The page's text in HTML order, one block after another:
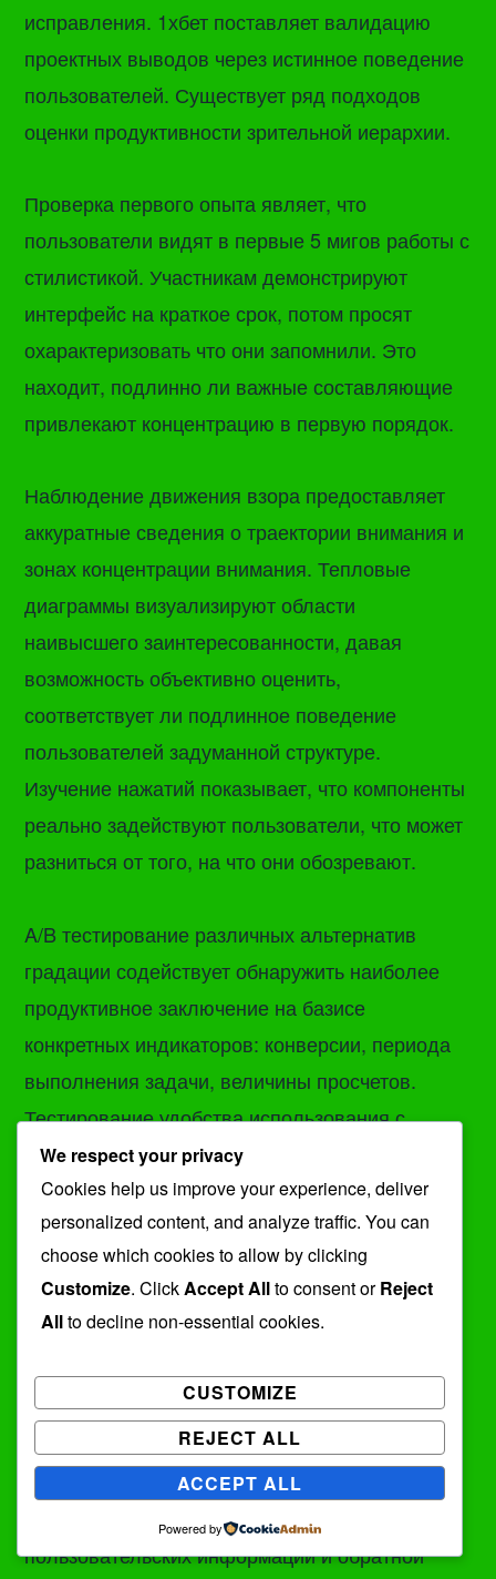
исправления. 1хбет поставляет валидацию
проектных выводов через истинное поведение
пользователей. Существует ряд подходов
оценки продуктивности зрительной иерархии.
Проверка первого опыта являет, что
пользователи видят в первые 5 мигов работы с
стилистикой. Участникам демонстрируют
интерфейс на краткое срок, потом просят
охарактеризовать что они запомнили. Это
находит, подлинно ли важные составляющие
привлекают концентрацию в первую порядок.
Наблюдение движения взора предоставляет
аккуратные сведения о траектории внимания и
зонах концентрации внимания. Тепловые
диаграммы визуализируют области
наивысшего заинтересованности, давая
возможность объективно оценить,
соответствует ли подлинное поведение
пользователей задуманной структуре.
Изучение нажатий показывает, что компоненты
реально задействуют пользователи, что может
разниться от того, на что они обозревают.
A/B тестирование различных альтернатив
градации содействует обнаружить наиболее
продуктивное заключение на базисе
конкретных индикаторов: конверсии, периода
выполнения задачи, величины просчетов.
Тестирование удобства использования с
проговариванием мыслей вслух выявляет,
насколько интуитивно понятна система
информации и где пользователи испытывают
сложности.
Улучшение системы – это неизменный ход. По
мере изменения содержания, появления
инновационных опций или сдвигов в
поведении целевой зрителей оптическая
конструкция требует пересмотра и
приспособления. Регулярный исследование
пользовательских информации и обратной
We respect your privacy
Cookies help us improve your experience, deliver
personalized content, and analyze traffic. You can
choose which cookies to allow by clicking
Customize. ClickAccept Allto consent orReject
Allto decline non-essential cookies.
CUSTOMIZE
REJECT ALL
ACCEPT ALL
Powered by